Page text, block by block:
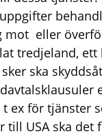
mot eller
tredjeland,
sker ska
t ex för tjänster
till USA ska det